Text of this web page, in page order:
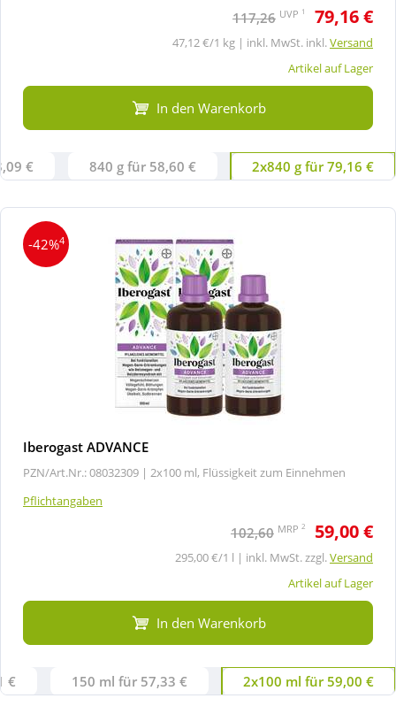
117,26 UVP 1 79,16 €
47,12 €/1 kg | inkl. MwSt. inkl.Versand
Artikel auf Lager
In den Warenkorb
€ 840 g für 58,60 € 2x840 g für 79,16 €
-42%4
Iberogast ADVANCE
PZN/Art.Nr.: 08032309 | 2x100 ml, Flüssigkeit zum Einnehmen
Pflichtangaben
102,60 MRP 2 59,00 €
295,00 €/1 l | inkl. MwSt. zzgl.Versand
Artikel auf Lager
In den Warenkorb
€ 150 ml für 57,33 € 2x100 ml für 59,00 €